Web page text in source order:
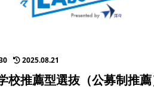
2025.08.21
推薦型選抜（公募制推薦